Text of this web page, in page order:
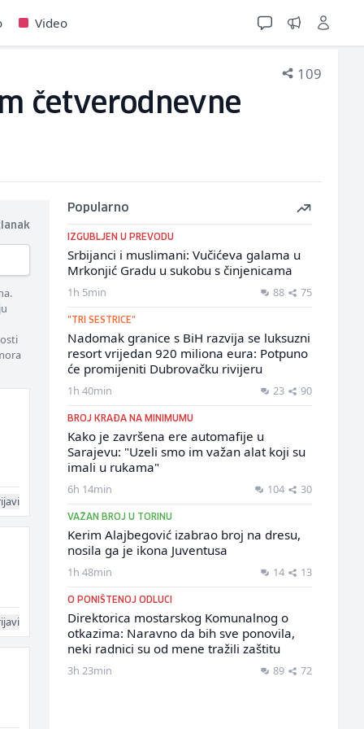
Video
109
četverodnevne
Popularno
IZGUBLJEN U PREVODU
Srbijanci i muslimani: Vučićeva galama u
Mrkonjić Gradu u sukobu s činjenicama
1h 5min 88 75
"TRI SESTRICE"
Nadomak granice s BiH razvija se luksuzni
resort vrijedan 920 miliona eura: Potpuno
će promijeniti Dubrovačku rivijeru
1h 40min 23 90
BROJ KRAĐA NA MINIMUMU
Kako je završena ere automafije u
Sarajevu: "Uzeli smo im važan alat koji su
imali u rukama"
6h 14min 104 30
VAŽAN BROJ U TORINU
Kerim Alajbegović izabrao broj na dresu,
nosila ga je ikona Juventusa
1h 48min 14 13
O PONIŠTENOJ ODLUCI
Direktorica mostarskog Komunalnog o
otkazima: Naravno da bih sve ponovila,
neki radnici su od mene tražili zaštitu
3h 23min 89 72